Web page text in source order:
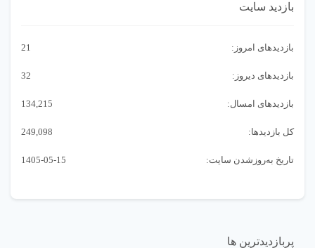
تـعداد : ۱۰۰ عدد
جـنس : پلاستیک
بازدید سایت
بازدیدهای امروز: 21
بازدیدهای دیروز: 32
بازدیدهای امسال: 134,215
کل بازدیدها: 249,098
تاریخ به‌روزشدن سایت: 1405-05-15
پربازدیدترین ها